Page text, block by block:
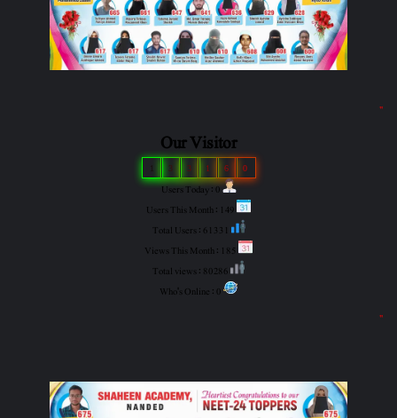
"
Our Visitor
0
6
1
3
Users Today : 0
"